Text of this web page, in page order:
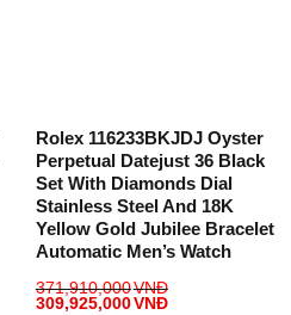
Rolex 116233BKJDJ Oyster
Perpetual Datejust 36 Black
Set With Diamonds Dial
Stainless Steel And 18K
Yellow Gold Jubilee Bracelet
Automatic Men’s Watch
371,910,000VNĐ
309,925,000VNĐ